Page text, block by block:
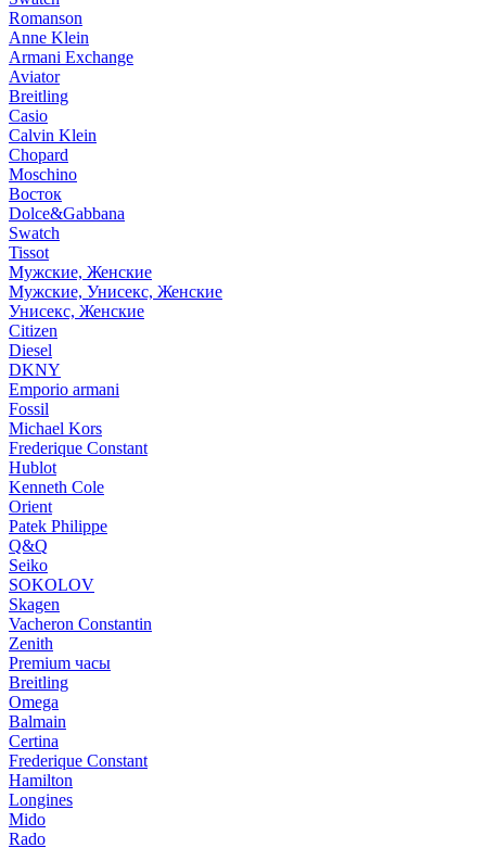
Romanson
Anne Klein
Armani Exchange
Aviator
Breitling
Casio
Calvin Klein
Chopard
Moschino
Восток
Dolce&Gabbana
Swatch
Tissot
Мужские, Женские
Мужские, Унисекс, Женские
Унисекс, Женские
Citizen
Diesel
DKNY
Emporio armani
Fossil
Michael Kors
Frederique Constant
Hublot
Kenneth Cole
Orient
Patek Philippe
Q&Q
Seiko
SOKOLOV
Skagen
Vacheron Constantin
Zenith
Premium часы
Breitling
Omega
Balmain
Certina
Frederique Constant
Hamilton
Longines
Mido
Rado